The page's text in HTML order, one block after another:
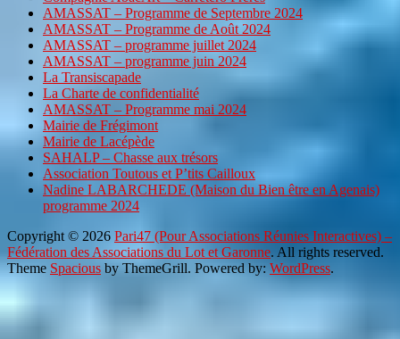
AMASSAT – Programme de Septembre 2024
AMASSAT – Programme de Août 2024
AMASSAT – programme juillet 2024
AMASSAT – programme juin 2024
La Transiscapade
La Charte de confidentialité
AMASSAT – Programme mai 2024
Mairie de Frégimont
Mairie de Lacépède
SAHALP – Chasse aux trésors
Association Toutous et P’tits Cailloux
Nadine LABARCHEDE (Maison du Bien être en Agenais)
programme 2024
Copyright © 2026 Pari47 (Pour Associations Réunies Interactives) –
Fédération des Associations du Lot et Garonne. All rights reserved.
Theme Spacious by ThemeGrill. Powered by: WordPress.